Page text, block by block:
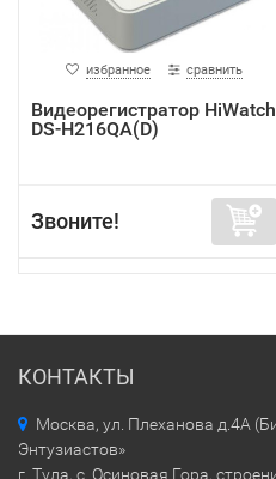
избранное сравнить
Видеорегистратор HiWatch
DS-H216QA(D)
Звоните!
КОНТАКТЫ
Москва, ул. Плеханова д.4А
Энтузиастов»
г. Тула, с. Осиновая Гора,